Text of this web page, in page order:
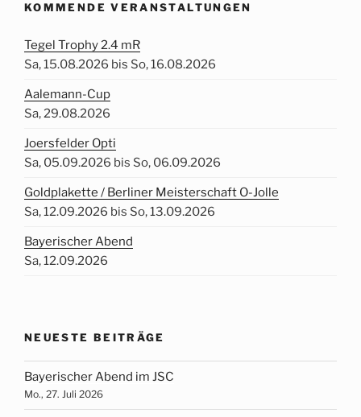
KOMMENDE VERANSTALTUNGEN
Tegel Trophy 2.4 mR
Sa, 15.08.2026 bis So, 16.08.2026
Aalemann-Cup
Sa, 29.08.2026
Joersfelder Opti
Sa, 05.09.2026 bis So, 06.09.2026
Goldplakette / Berliner Meisterschaft O-Jolle
Sa, 12.09.2026 bis So, 13.09.2026
Bayerischer Abend
Sa, 12.09.2026
NEUESTE BEITRÄGE
Bayerischer Abend im JSC
Mo., 27. Juli 2026